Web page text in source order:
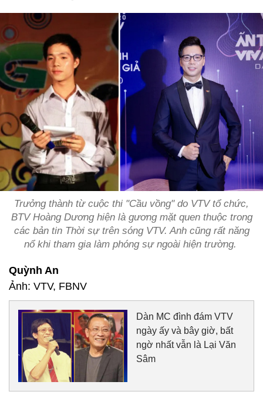
Trưởng thành từ cuộc thi "Cầu vồng" do VTV tổ chức,
BTV Hoàng Dương hiện là gương mặt quen thuộc trong
các bản tin Thời sự trên sóng VTV. Anh cũng rất năng
nổ khi tham gia làm phóng sự ngoài hiện trường.
Quỳnh An
Ảnh: VTV, FBNV
Dàn MC đình đám VTV
ngày ấy và bây giờ, bất
ngờ nhất vẫn là Lại Văn
Sâm